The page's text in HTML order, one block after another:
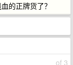
的正牌货了？
of 3